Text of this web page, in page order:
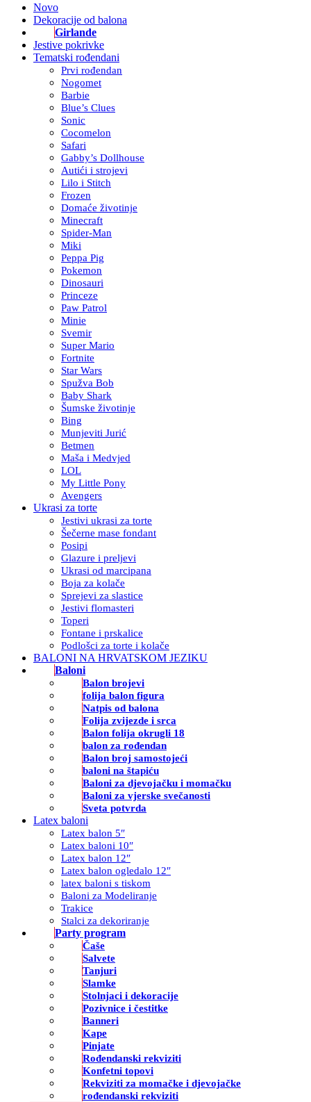
Novo
Dekoracije od balona
Girlande
Jestive pokrivke
Tematski rođendani
Prvi rođendan
Nogomet
Barbie
Blue’s Clues
Sonic
Cocomelon
Safari
Gabby’s Dollhouse
Autići i strojevi
Lilo i Stitch
Frozen
Domaće životinje
Minecraft
Spider-Man
Miki
Peppa Pig
Pokemon
Dinosauri
Princeze
Paw Patrol
Minie
Svemir
Super Mario
Fortnite
Star Wars
Spužva Bob
Baby Shark
Šumske životinje
Bing
Munjeviti Jurić
Betmen
Maša i Medvjed
LOL
My Little Pony
Avengers
Ukrasi za torte
Jestivi ukrasi za torte
Šečerne mase fondant
Posipi
Glazure i preljevi
Ukrasi od marcipana
Boja za kolače
Sprejevi za slastice
Jestivi flomasteri
Toperi
Fontane i prskalice
Podlošci za torte i kolače
BALONI NA HRVATSKOM JEZIKU
Baloni
Balon brojevi
folija balon figura
Natpis od balona
Folija zvijezde i srca
Balon folija okrugli 18
balon za rođendan
Balon broj samostojeći
baloni na štapiću
Baloni za djevojačku i momačku
Baloni za vjerske svečanosti
Sveta potvrda
Latex baloni
Latex balon 5″
Latex baloni 10″
Latex balon 12″
Latex balon ogledalo 12″
latex baloni s tiskom
Baloni za Modeliranje
Trakice
Stalci za dekoriranje
Party program
Čaše
Salvete
Tanjuri
Slamke
Stolnjaci i dekoracije
Pozivnice i čestitke
Banneri
Kape
Pinjate
Rođendanski rekviziti
Konfetni topovi
Rekviziti za momačke i djevojačke
rođendanski rekviziti